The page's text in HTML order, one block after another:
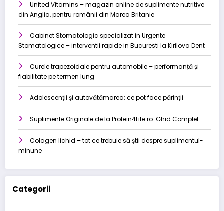
United Vitamins – magazin online de suplimente nutritive
din Anglia, pentru românii din Marea Britanie
Cabinet Stomatologic specializat in Urgente
Stomatologice – interventii rapide in Bucuresti la Kirilova Dent
Curele trapezoidale pentru automobile – performanță și
fiabilitate pe termen lung
Adolescenții și autovătămarea: ce pot face părinții
Suplimente Originale de la Protein4Life.ro: Ghid Complet
Colagen lichid – tot ce trebuie să știi despre suplimentul-
minune
Categorii